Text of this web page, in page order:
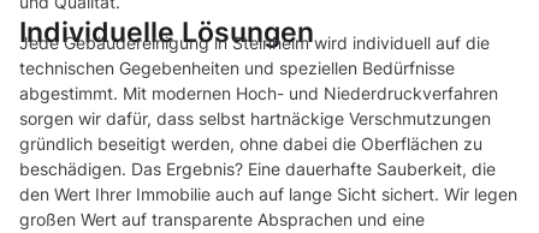
Individuelle Lösungen
Jede Gebäudereinigung in Steinheim wird individuell auf die
technischen Gegebenheiten und speziellen Bedürfnisse
abgestimmt. Mit modernen Hoch- und Niederdruckverfahren
sorgen wir dafür, dass selbst hartnäckige Verschmutzungen
gründlich beseitigt werden, ohne dabei die Oberflächen zu
beschädigen. Das Ergebnis? Eine dauerhafte Sauberkeit, die
den Wert Ihrer Immobilie auch auf lange Sicht sichert. Wir legen
großen Wert auf transparente Absprachen und eine